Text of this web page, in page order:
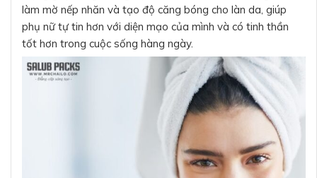
làm mờ nếp nhăn và tạo độ căng bóng cho làn da, giúp
phụ nữ tự tin hơn với diện mạo của mình và có tinh thần
tốt hơn trong cuộc sống hàng ngày.